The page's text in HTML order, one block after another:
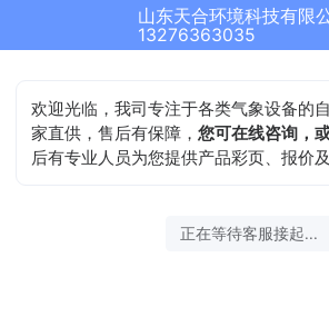
13276363035
欢迎光临，我司专注于各类气象设备的
家直供，售后有保障，您可在线咨询，
后有专业人员为您提供产品彩页、报价及
正在等待客服接起...